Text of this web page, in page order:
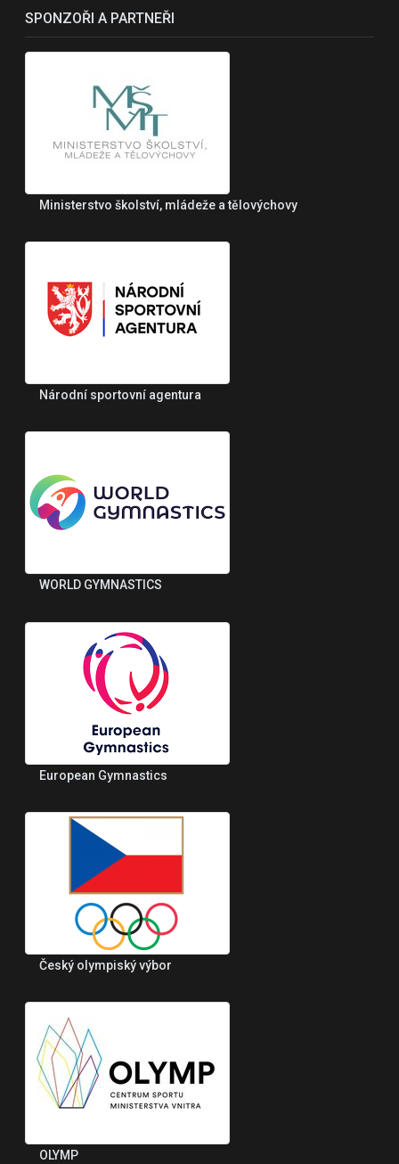
SPONZOŘI A PARTNEŘI
Ministerstvo školství, mládeže a tělovýchovy
Národní sportovní agentura
WORLD GYMNASTICS
European Gymnastics
Český olympiský výbor
OLYMP